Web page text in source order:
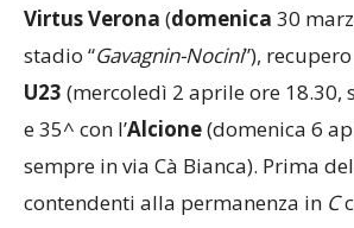
VirtusVerona (domenica 30
stadio “Gavagnin-Nocini”), recupero
U23 (mercoledì 2 aprile ore 18.30,
e 35^ con l’Alcione(domenica 6
sempre in via Cà Bianca). Prima
contendenti alla permanenza in C